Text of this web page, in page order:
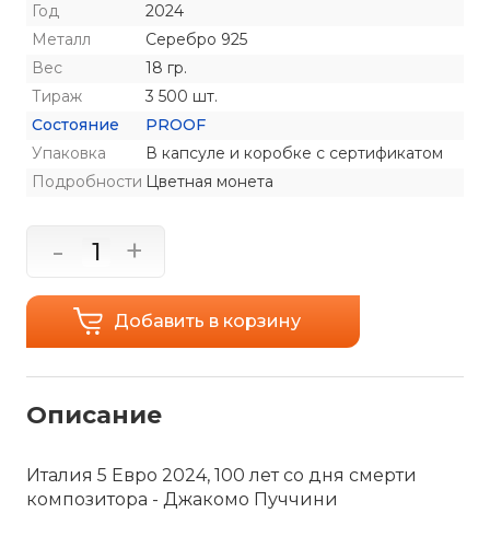
Год
2024
Металл
Серебро 925
Вес
18 гр.
Тираж
3 500 шт.
Состояние
PROOF
Упаковка
В капсуле и коробке с сертификатом
Подробности Цветная монета
- +
Добавить в корзину
Описание
Италия 5 Евро 2024, 100 лет со дня смерти
композитора - Джакомо Пуччини